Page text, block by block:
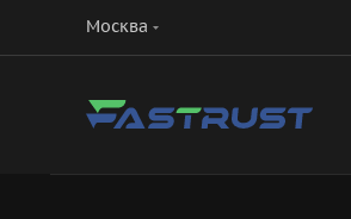
Москва